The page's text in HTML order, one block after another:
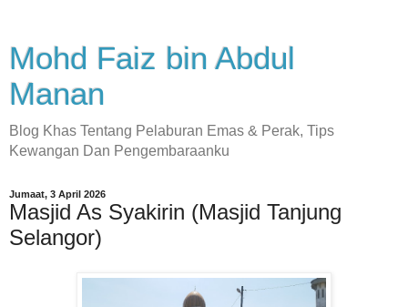
Mohd Faiz bin Abdul
Manan
Blog Khas Tentang Pelaburan Emas & Perak, Tips
Kewangan Dan Pengembaraanku
Jumaat, 3 April 2026
Masjid As Syakirin (Masjid Tanjung
Selangor)